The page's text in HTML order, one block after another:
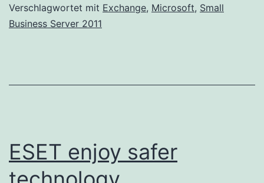
Port
Verschlagwortet mit Exchange, Microsoft, Small
Business Server 2011
ESET enjoy safer